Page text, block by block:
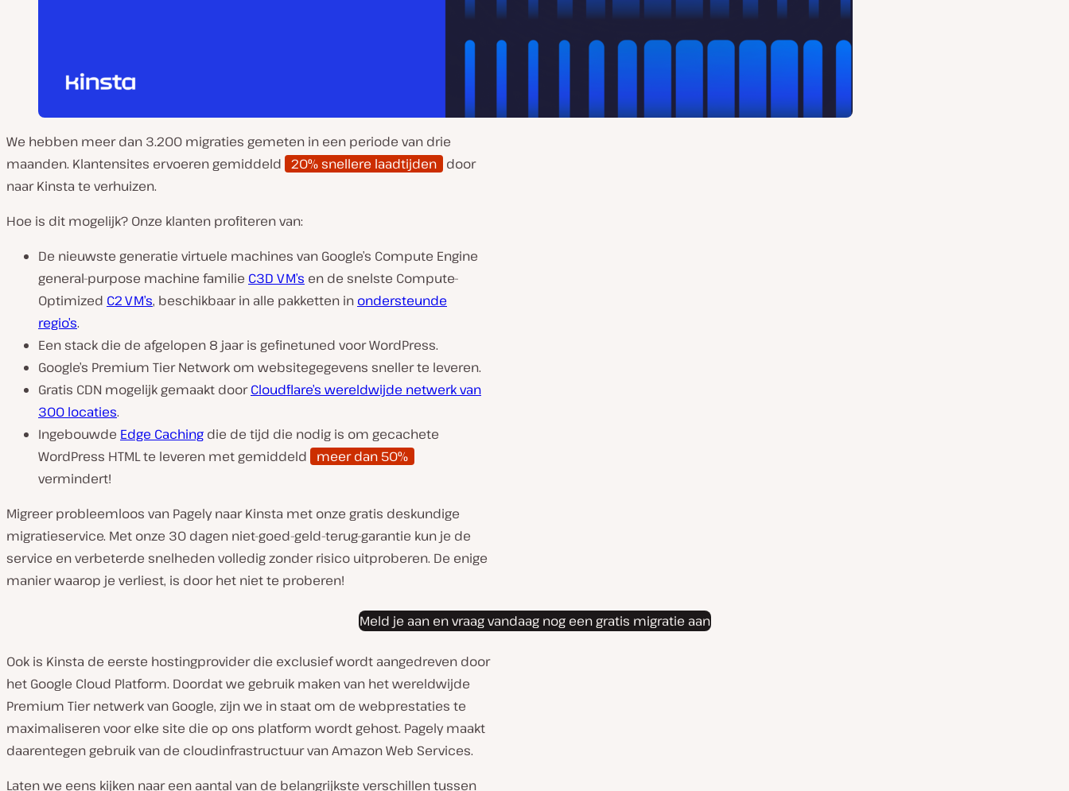
We hebben meer dan 3.200 migraties gemeten in een periode van drie
maanden. Klantensites ervoeren gemiddeld 20% snellere laadtijden door
naar Kinsta te verhuizen.
Hoe is dit mogelijk? Onze klanten profiteren van:
De nieuwste generatie virtuele machines van Google’s Compute Engine
general-purpose machine familie C3D VM’s en de snelste Compute-
Optimized C2 VM’s, beschikbaar in alle pakketten in ondersteunde
regio’s.
Een stack die de afgelopen 8 jaar is gefinetuned voor WordPress.
Google’s Premium Tier Network om websitegegevens sneller te leveren.
Gratis CDN mogelijk gemaakt doorCloudflare’s wereldwijde netwerk van
300 locaties.
Ingebouwde Edge Caching die de tijd die nodig is om gecachete
WordPress HTML te leveren met gemiddeld
meer dan 50%
vermindert!
Migreer probleemloos van Pagely naar Kinsta met onze gratis deskundige
migratieservice. Met onze 30 dagen niet-goed-geld-terug-garantie kun je de
service en verbeterde snelheden volledig zonder risico uitproberen. De enige
manier waarop je verliest, is door het niet te proberen!
Meld je aan en vraag vandaag nog een gratis migratie aan
Ook is Kinsta de eerste hostingprovider die exclusief wordt aangedreven door
het Google Cloud Platform. Doordat we gebruik maken van het wereldwijde
Premium Tier netwerk van Google, zijn we in staat om de webprestaties te
maximaliseren voor elke site die op ons platform wordt gehost. Pagely maakt
daarentegen gebruik van de cloudinfrastructuur van Amazon Web Services.
Laten we eens kijken naar een aantal van de belangrijkste verschillen tussen